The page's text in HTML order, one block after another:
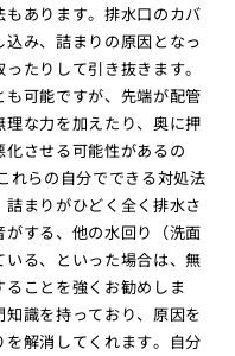
あります。排水口のカバ
み、詰まりの原因となっ
たりして引き抜きます。
可能ですが、先端が配管
な力を加えたり、奥に押
させる可能性があるの
れらの自分でできる対処法
まりがひどく全く排水さ
する、他の水回り（洗面
る、といった場合は、無
ことを強くお勧めしま
識を持っており、原因を
解消してくれます。自分